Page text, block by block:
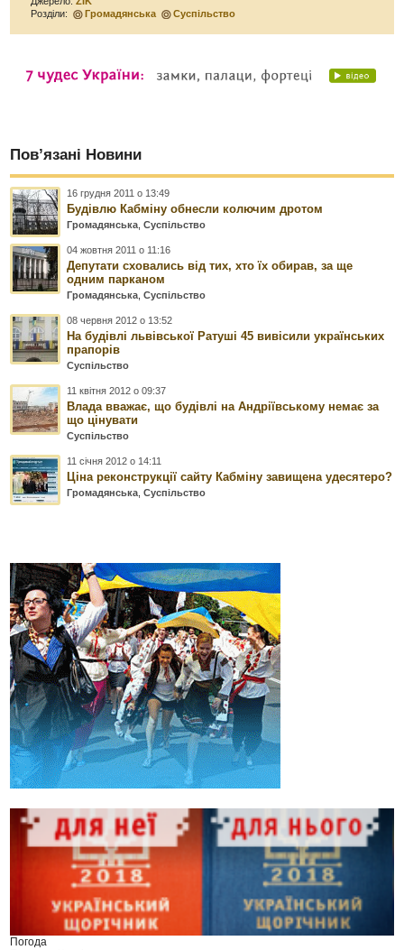
Розділи:
Громадянська Суспільство
Пов’язані Новини
16 грудня 2011 о 13:49
Будівлю Кабміну обнесли колючим дротом
Громадянська ,Суспільство
04 жовтня 2011 о 11:16
Депутати сховались від тих, хто їх обирав, за ще
одним парканом
Громадянська ,Суспільство
08 червня 2012 о 13:52
На будівлі львівської Ратуші 45 вивісили українських
прапорів
Суспільство
11 квітня 2012 о 09:37
Влада вважає, що будівлі на Андріївському немає за
що цінувати
Суспільство
11 січня 2012 о 14:11
Ціна реконструкції сайту Кабміну завищена удесятеро?
Громадянська ,Суспільство
Погода